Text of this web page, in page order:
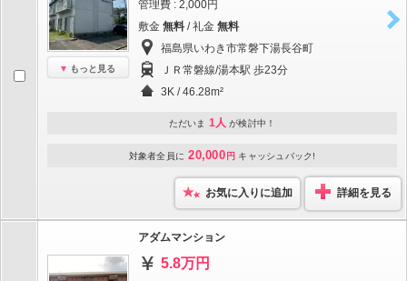
もっと見る
管理費 : 2,000円
敷金 無料 / 礼金 無料
福島県いわき市常磐下湯長谷町
ＪＲ常磐線/湯本駅 歩23分
3K / 46.28m²
ただいま 1人 が検討中！
対象者全員に 20,000 円 キャッシュバック!
お気に入りに追加 詳細を見る
アダムマンション
5.8万円